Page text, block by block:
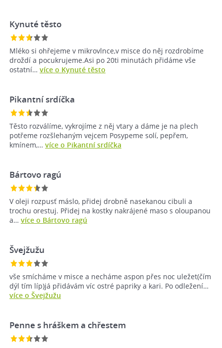
Kynuté těsto
Mléko si ohřejeme v mikrovlnce,v misce do něj rozdrobíme
droždí a pocukrujeme.Asi po 20ti minutách přidáme vše
ostatní… více o Kynuté těsto
Pikantní srdíčka
Těsto rozválíme, vykrojíme z něj vtary a dáme je na plech
potřeme rozšlehaným vejcem Posypeme solí, pepřem,
kmínem,… více o Pikantní srdíčka
Bártovo ragú
V oleji rozpusť máslo, přidej drobně nasekanou cibuli a
trochu orestuj. Přidej na kostky nakrájené maso s oloupanou
a… více o Bártovo ragú
Švejžužu
vše smícháme v misce a necháme aspon přes noc uležet(čím
dýl tím líp)já přidávám víc ostré papriky a kari. Po odležení…
více o Švejžužu
Penne s hráškem a chřestem